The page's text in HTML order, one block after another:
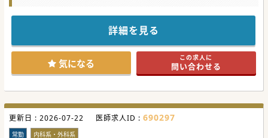
と過密となっているため、増員募集です。
■法人全体で複数名募集しているため、配属クリニックの指
定や2～3院を掛け持ちするなどの働き方も可能です。
■臨床経験が3年以上あればご応募が可能です。ご入職いた
だく先生の多くは訪問診療未経験からスタートされていま
【働きやすさ】
有無をお選びすることができます。
■主治医制ではなくチーム制を導入し、訪問スケジュールに
変更があっても他チームと調整し、時間外の抑制を行ってい
ます。
■ルート構築専門、IC専門、カルテ入力専門など各スタッフ
を配置し、日々の診療を効率的に行えるように運営しており
詳細を見る
気になる この求人に
問い合わせる
更新日 : 2026-07-22 医師求人ID : 690297
常勤 内科系・外科系